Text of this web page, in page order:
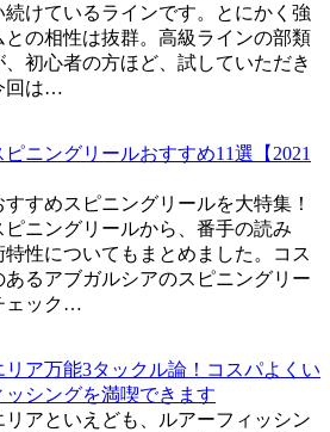
続けているラインです。とにかく強
との相性は抜群。高級ラインの部類
初心者の方ほど、試していただき
回は…
ニングリールおすすめ11選【2021
すめスピニングリールを大特集！
ニングリールから、番手の読み
性についてもまとめました。コス
るアブガルシアのスピニングリー
ェック…
リア万能3タックル論！コスパよくい
シングを満喫できます
アといえども、ルアーフィッシン